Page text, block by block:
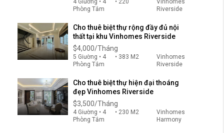
Phòng Tắm
Riverside
Cho thuê biệt thự rộng đầy đủ nội
thất tại khu Vinhomes Riverside
$4,000/Tháng
5 Giường • 4
Phòng Tắm
• 383 M2
Vinhomes
Riverside
Cho thuê biệt thự hiện đại thoáng
đẹp Vinhomes Riverside
$3,500/Tháng
4 Giường • 4
Phòng Tắm
• 230 M2
Vinhomes
Harmony